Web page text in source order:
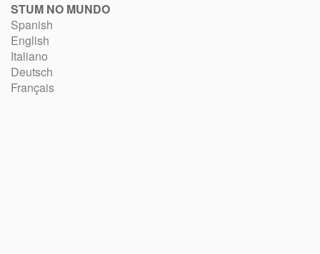
STUM NO MUNDO
Spanish
English
Italiano
Deutsch
Français